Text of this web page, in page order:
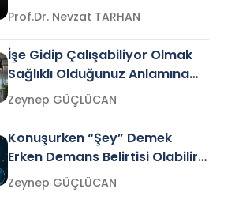
Prof.Dr. Nevzat TARHAN
İşe Gidip Çalışabiliyor Olmak
Sağlıklı Olduğunuz Anlamına
Gelir mi?Zeynep GÜÇLÜCAN
Konuşurken “Şey” Demek
Erken Demans Belirtisi Olabilir
mi?
Zeynep GÜÇLÜCAN